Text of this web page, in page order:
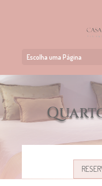
Escolha uma Página